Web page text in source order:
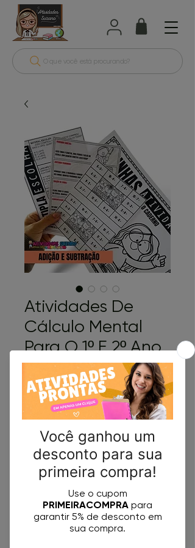
O que você está procurando?
Atividades De
Cálculo Mental
Para O 1º E 2º Ano
Do Ensino
Fundamental
R$ 5,00Preço
Comprar
O que você encontrará neste
7 Páginas Repletas de